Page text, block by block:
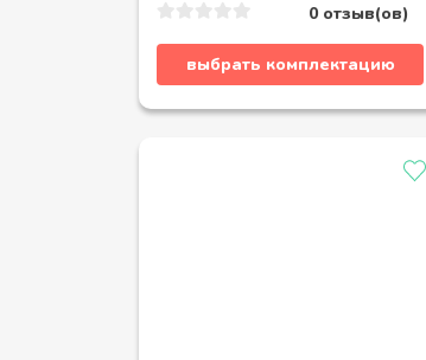
0 отзыв(ов)
выбрать комплектацию